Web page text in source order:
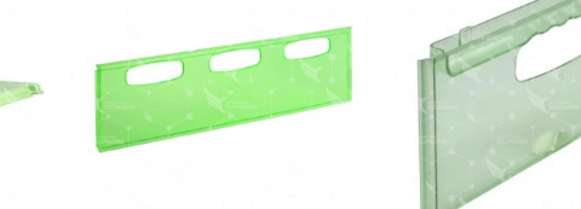
de
Añadir
a la
lista de
deseos